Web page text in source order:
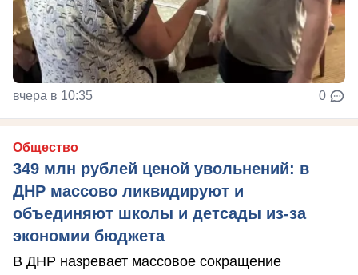
вчера в 10:35 0
Общество
349 млн рублей ценой увольнений: в
ДНР массово ликвидируют и
объединяют школы и детсады из-за
экономии бюджета
В ДНР назревает массовое сокращение